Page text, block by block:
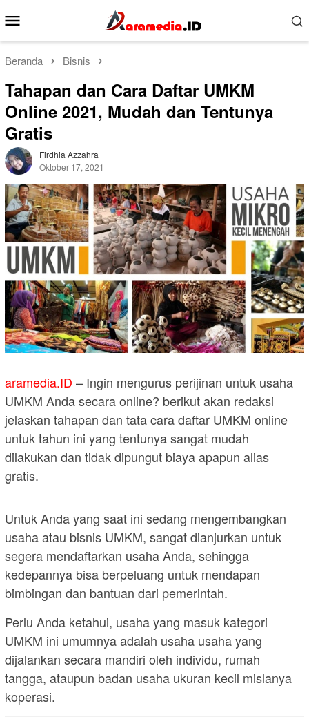
ke
kontenMobile
Beranda Bisnis
Tahapan dan Cara Daftar UMKM
Online 2021, Mudah dan Tentunya
Gratis
Firdhia Azzahra
Oktober 17, 2021
aramedia.ID – Ingin mengurus perijinan untuk usaha
UMKM Anda secara online? berikut akan redaksi
jelaskan tahapan dan tata cara daftar UMKM online
untuk tahun ini yang tentunya sangat mudah
dilakukan dan tidak dipungut biaya apapun alias
gratis.
Untuk Anda yang saat ini sedang mengembangkan
usaha atau bisnis UMKM, sangat dianjurkan untuk
segera mendaftarkan usaha Anda, sehingga
kedepannya bisa berpeluang untuk mendapan
bimbingan dan bantuan dari pemerintah.
Perlu Anda ketahui, usaha yang masuk kategori
UMKM ini umumnya adalah usaha usaha yang
dijalankan secara mandiri oleh individu, rumah
tangga, ataupun badan usaha ukuran kecil mislanya
koperasi.